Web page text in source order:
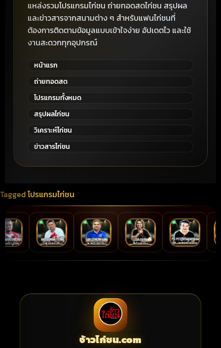
แหล่งรวมโปรแกรมไก่ชน ถ่ายทอดสดไก่ชน สรุปผล
และข่าวสารจากสนามต่าง ๆ สำหรับแฟนไก่ชนที่
ต้องการติดตามข้อมูลแบบเข้าใจง่าย อัปเดตไว และใช้
งานสะดวกทุกอุปกรณ์
หน้าแรก
ถ่ายทอดสด
โปรแกรมทั้งหมด
สรุปผลไก่ชน
วิเคราะห์ไก่ชน
ข่าวสารไก่ชน
Taggedโปรแกรมไก่ชน
จ้าวไก่ชน.com